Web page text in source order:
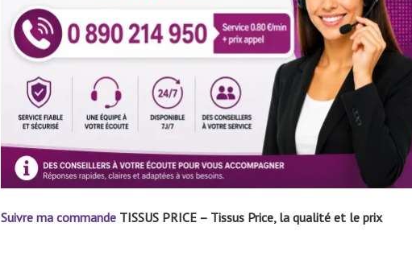
Suivre ma commande TISSUS PRICE – Tissus Price, la qualité et le prix